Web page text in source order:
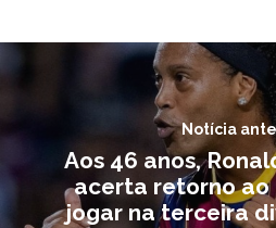
Notícia
Aos 46 anos,
acerta retorno
jogar na terceira